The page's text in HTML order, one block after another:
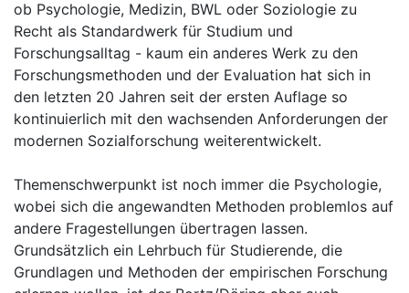
ob Psychologie, Medizin, BWL oder Soziologie zu
Recht als Standardwerk für Studium und
Forschungsalltag - kaum ein anderes Werk zu den
Forschungsmethoden und der Evaluation hat sich in
den letzten 20 Jahren seit der ersten Auflage so
kontinuierlich mit den wachsenden Anforderungen der
modernen Sozialforschung weiterentwickelt.
Themenschwerpunkt ist noch immer die Psychologie,
wobei sich die angewandten Methoden problemlos auf
andere Fragestellungen übertragen lassen.
Grundsätzlich ein Lehrbuch für Studierende, die
Grundlagen und Methoden der empirischen Forschung